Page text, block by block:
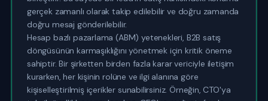
gerçek zamanlı olarak takip edilebilir ve doğru zamanda
doğru mesaj gönderilebilir.
Hesap bazlı pazarlama (ABM) yetenekleri, B2B satış
döngüsünün karmaşıklığını yönetmek için kritik öneme
sahiptir. Bir şirketten birden fazla karar vericiyle iletişim
kurarken, her kişinin rolüne ve ilgi alanına göre
kişiselleştirilmiş içerikler sunabilirsiniz. Örneğin, CTO'ya